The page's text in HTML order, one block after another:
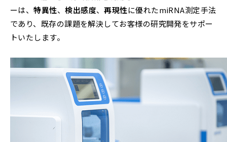
ーは、特異性、検出感度、再現性に優れたmiRNA測定手法
であり、既存の課題を解決してお客様の研究開発をサポー
トいたします。